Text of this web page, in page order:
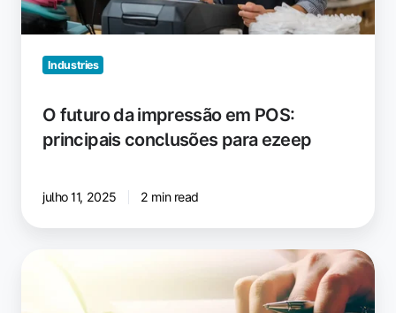
para
ezeep
Industries
O futuro da impressão em POS:
principais conclusões para ezeep
julho 11, 2025 2 min read
ocultos